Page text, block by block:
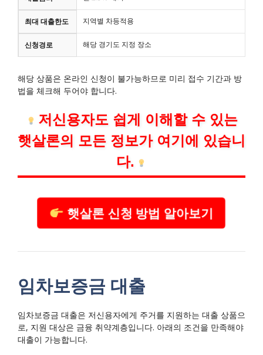
최대 대출한도 지역별 차등적용
신청경로 해당 경기도 지정 장소
해당 상품은 온라인 신청이 불가능하므로 미리 접수 기간과 방
법을 체크해 두어야 합니다.
저신용자도 쉽게 이해할 수 있는
햇살론의 모든 정보가 여기에 있습니
다.
햇살론 신청 방법 알아보기
임차보증금 대출
임차보증금 대출은 저신용자에게 주거를 지원하는 대출 상품으
로, 지원 대상은 금융 취약계층입니다. 아래의 조건을 만족해야
대출이 가능합니다.